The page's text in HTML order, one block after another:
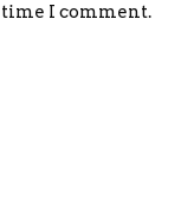
I comment.